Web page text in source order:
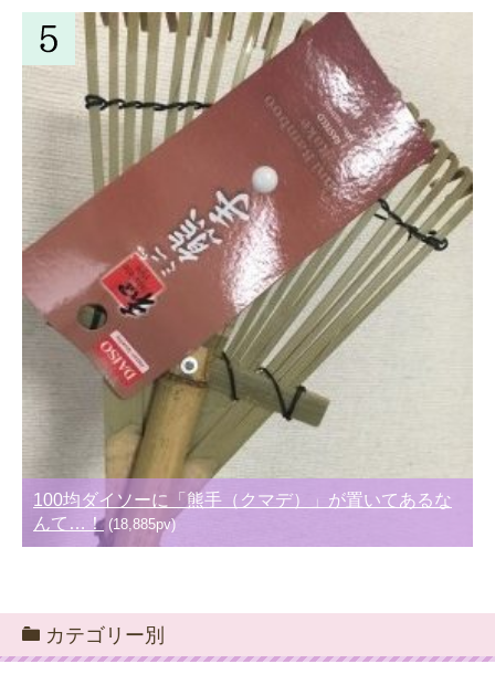
100均ダイソーに「熊手（クマデ）」が置いてあるな
んて…！ (18,885pv)
カテゴリー別